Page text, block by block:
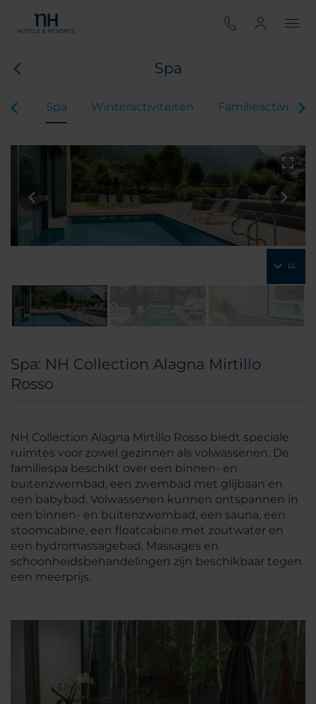
Spa
Spa Winteractiviteiten
14
Spa: NH Collection Alagna Mirtillo
Rosso
NH Collection Alagna Mirtillo Rosso biedt speciale
ruimtes voor zowel gezinnen als volwassenen. De
familiespa beschikt over een binnen- en
buitenzwembad, een zwembad met glijbaan en
een babybad. Volwassenen kunnen ontspannen in
een binnen- en buitenzwembad, een sauna, een
stoomcabine, een floatcabine met zoutwater en
een hydromassagebad. Massages en
schoonheidsbehandelingen zijn beschikbaar tegen
een meerprijs.